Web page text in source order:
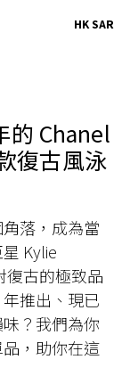
HK SAR
的 Chanel
復古風泳
落，成為當
Kylie
古的極致品
推出、現已
？我們為你
，助你在這